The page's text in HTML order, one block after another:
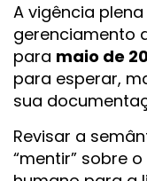
A vigência
gerenciamento
para maio de
para esperar,
sua
Revisar a
“mentir” sobre